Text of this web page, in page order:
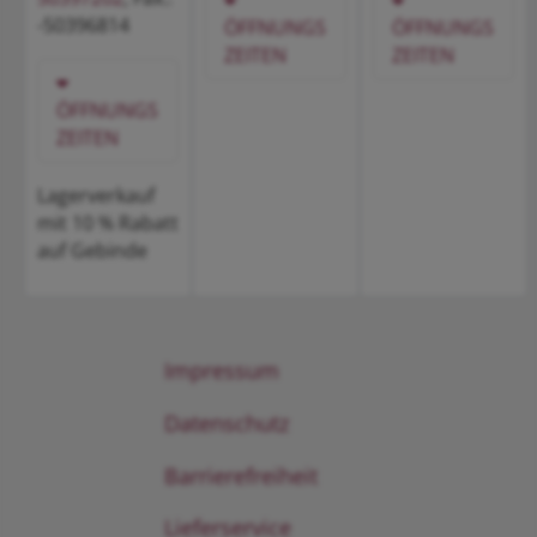
-50396814
ÖFFNUNGS
ZEITEN
Lagerverkauf
mit 10 % Rabatt
auf Gebinde
ÖFFNUNGS
ZEITEN
ÖFFNUNGS
ZEITEN
Impressum
Datenschutz
Barrierefreiheit
Lieferservice